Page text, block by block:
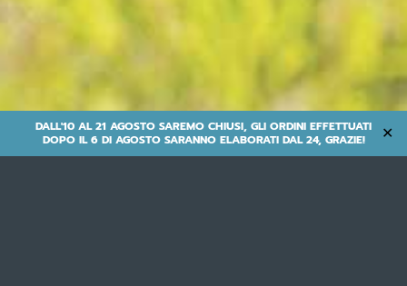
DALL'10 AL 21 AGOSTO SAREMO CHIUSI, GLI ORDINI EFFETTUATI
DOPO IL 6 DI AGOSTO SARANNO ELABORATI DAL 24, GRAZIE!
✕